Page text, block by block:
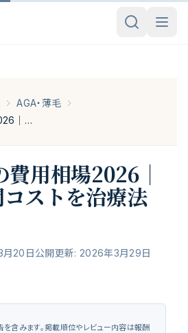
AGA・薄毛
AGA治療の費用相場2026｜月額・年間コストを治療法別に比較
用相場2026｜
ストを治療法
20日公開更新: 2026年3月29日
を含みます。掲載順位やレビュー内容は報酬